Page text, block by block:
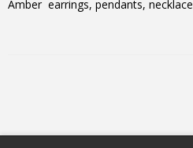
Amber earrings, pendants,